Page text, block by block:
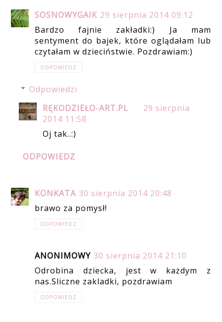
SOSNOWYGAIK 29 sierpnia 2014 09:12
Bardzo fajnie zakładki:) Ja mam
sentyment do bajek, które oglądałam lub
czytałam w dzieciństwie. Pozdrawiam:)
ODPOWIEDZ
Odpowiedzi
RĘKODZIEŁO-ART.PL
29 sierpnia
2014 11:58
Oj tak..:)
ODPOWIEDZ
KONKATA 30 sierpnia 2014 20:48
brawo za pomysł!
ODPOWIEDZ
ANONIMOWY 30 sierpnia 2014 21:10
Odrobina dziecka, jest w każdym z
nas.Sliczne zakladki, pozdrawiam
ODPOWIEDZ